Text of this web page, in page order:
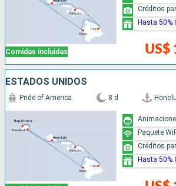
Comidas incluidas US$
Créditos
Hasta 50%
ESTADOS UNIDOS
Pride of America 8 d
Paquete
Créditos
Hasta 50%